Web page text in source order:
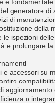
è fondamentale
generatore di
di
della
le ispezioni
e prolungare
e accessori su
aggiornamento
o